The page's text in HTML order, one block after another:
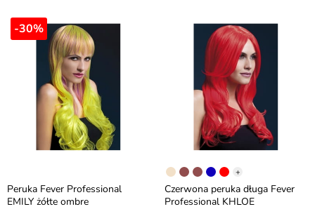
-30%
Peruka Fever Professional
EMILY żółte ombre
+
Czerwona peruka długa Fever
Professional KHLOE